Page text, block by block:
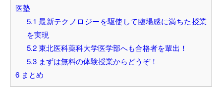
医塾
5.1 最新テクノロジーを駆使して臨場感に満ちた授業
を実現
5.2東北医科薬科大学医学部へも合格者を輩出！
5.3まずは無料の体験授業からどうぞ！
6 まとめ